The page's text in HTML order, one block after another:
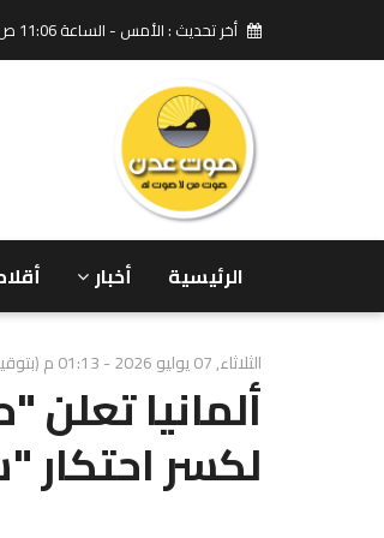
أخر تحديث : الأمس - الساعة 11:06 ص بتوقيت مدينة عدن
الرئيسية أخبار
الثلاثاء, 07 يوليو 2026 - 01:13 م (بتوقيت مدينة عدن)
لكسر احتكار